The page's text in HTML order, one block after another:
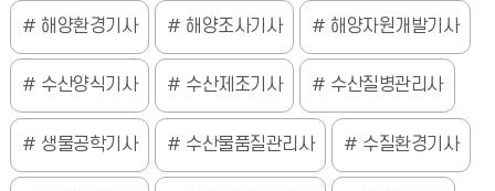
해양환경기사 해양조사기사 해양자원개발기사
수산양식기사 수산제조기사 수산질병관리사
생물공학기사 수산물품질관리사 수질환경기사